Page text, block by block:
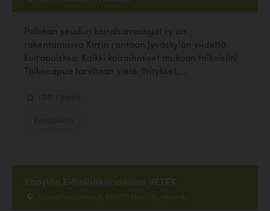
Palokan seudun koiraharrastajat ry on
rakentamassa Kirrin rantaan Jyväskylän viidettä
koirapuistoa. Kaikki koiraihmiset mukaan talkoisiin!
Talkooapua tarvitaan vielä. Yritykset,...
Käpylän Eläinlääkäriasema VETEK
Kunnalliskodintie 6, 00600 Helsinki, Helsinki